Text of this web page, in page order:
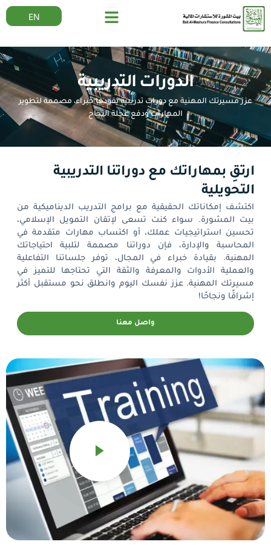
EN
الدورات التدريبية
عزز مسيرتك المهنية مع دورات تدريبية يقودها خبراء، مصممة لتطوير
المهارات ودفع عجلة النجاح
ارتقِ بمهاراتك مع دوراتنا التدريبية
التحويلية
اكتشف إمكاناتك الحقيقية مع برامج التدريب الديناميكية من
بيت المشورة. سواء كنت تسعى لإتقان التمويل الإسلامي،
تحسين استراتيجيات عملك، أو اكتساب مهارات متقدمة في
المحاسبة والإدارة، فإن دوراتنا مصممة لتلبية احتياجاتك
المهنية. بقيادة خبراء في المجال، توفر جلساتنا التفاعلية
والعملية الأدوات والمعرفة والثقة التي تحتاجها للتميز في
مسيرتك المهنية. عزز نفسك اليوم وانطلق نحو مستقبل أكثر
إشراقًا ونجاحًا!
واصل معنا